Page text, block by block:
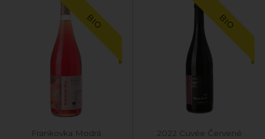
BIO
Frankovka Modrá
BIO
2022 Cuvée Červené